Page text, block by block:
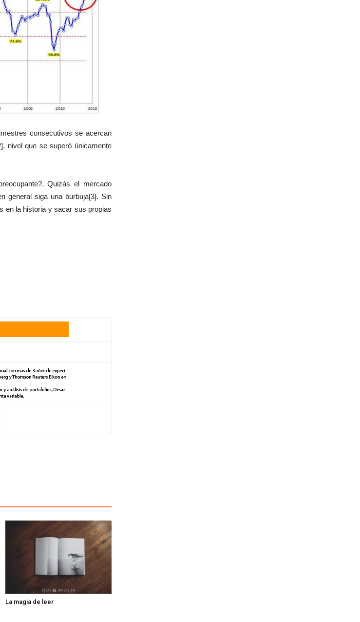
consecutivos se acercan
nivel que se superó únicamente
Quizás el mercado
general siga una burbuja[3]. Sin
en la historia y sacar sus propias
La magia de leer